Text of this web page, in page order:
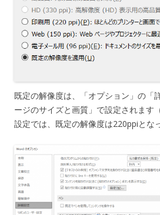
既定の解像度は、「オプション」の「
ージのサイズと画質」で設定されます
設定では、既定の解像度は220ppiとな